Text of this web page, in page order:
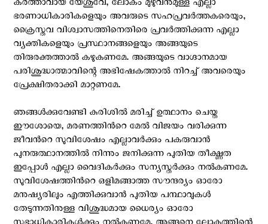
കർത്താവായ യേശുവേ, ലോകം മുഴുവനുമുള്ള എല്ലാ
ഭരണാധികാരികളെയും അവരുടെ സഹപ്രവർത്തകരെയും,
ക്രൈസ്തവ വിശ്വാസത്തിനെതിരെ പ്രവർത്തിക്കുന്ന എല്ലാ
വ്യക്തികളെയും പ്രസ്ഥാനങ്ങളെയും അങ്ങയുടെ
തിരുരക്തത്താൽ കഴുകണമേ. അങ്ങയുടെ വാഗ്ദാനമായ
പരിശുദ്ധാത്മാവിന്റെ അഭിഷേകത്താൽ നിറച്ച് അവരെയും
പ്രേക്ഷിതരാക്കി മാറ്റണമേ.
ഞങ്ങൾക്കുവേണ്ടി കുരിശിൽ മരിച്ച് ഉത്ഥാനം ചെയ്ത
ഈശോയെ, മരണത്തിന്‍റെ മേല്‍ വിജയം വരിക്കുന്ന
ജീവന്‍റെ സുവിശേഷം എല്ലാവര്‍ക്കും പകരുവാന്‍
പുനരുത്ഥാനത്തില്‍ നിന്നും ജനിക്കുന്ന പുതിയ തീക്ഷ്ണത
ഇപ്പോള്‍ എല്ലാ വൈദികർക്കും സന്യസ്തർക്കും നൽകണമേ.
സുവിശേഷത്തിന്‍റെ ഒളിമങ്ങാത്ത സൗന്ദര്യം ഓരോ
മനുഷ്യരിലും എത്തിക്കുവാന്‍ പുതിയ പന്ഥാവുകള്‍
തേടുന്നതിനുള്ള വിശുദ്ധമായ ധൈര്യം ഓരോ